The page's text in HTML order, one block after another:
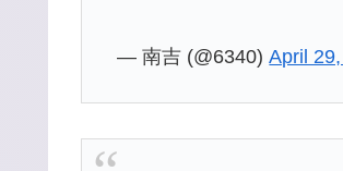
— 南吉 (@6340)April